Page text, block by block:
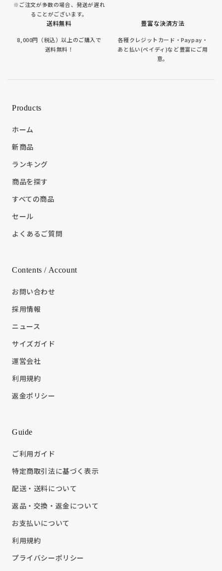
※ご注文が多数の場合、発送が遅れ
ることがございます。
送料無料
8,000円（税込）以上のご購入で
送料無料！
豊富な決済方法
各種クレジットカード・Paypay・
あと払い(ペイディ)など豊富にご用
意。
Products
ホーム
新商品
ランキング
商品を探す
すべての商品
セール
よくあるご質問
Contents / Account
お問い合わせ
採用情報
ニュース
サイズガイド
運営会社
利用規約
返金ポリシー
Guide
ご利用ガイド
特定商取引法に基づく表示
配送・送料について
返品・交換・返金について
お支払いについて
利用規約
プライバシーポリシー